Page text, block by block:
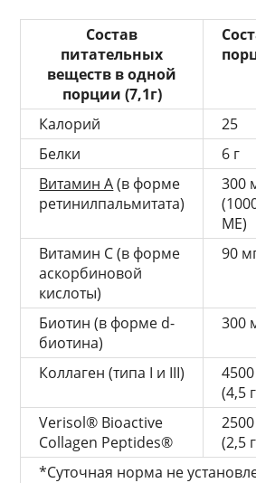
Состав
питательных
веществ в одной
порции (7,1г)
Калорий
25
Белки
6 г
Витамин A(в форме
ретинилпальмитата)
300
МЕ)
Витамин С (в форме
аскорбиновой
кислоты)
90
Биотин (в форме d-
биотина)
300
Коллаген (типа I и III)
(4,5
Verisol® Bioactive
Collagen Peptides®
(2,5
*Суточная норма не